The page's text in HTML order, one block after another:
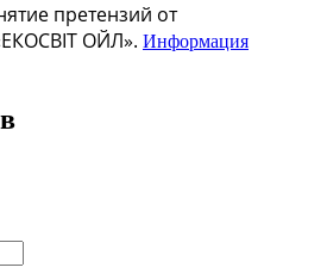
претензий от
ОЙЛ». Информация